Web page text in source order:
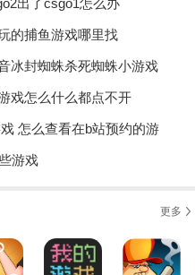
出了csgo1怎么办
的捕鱼游戏哪里找
冰封蜘蛛杀死蜘蛛小游戏
戏怎么什么都点不开
怎么查看在b站预约的游
游戏
更多